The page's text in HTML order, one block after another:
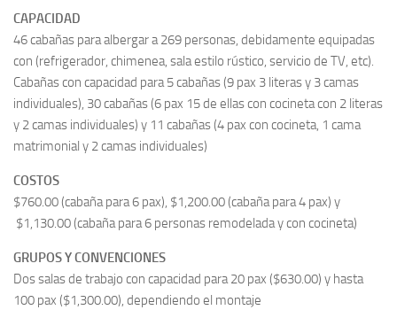
CAPACIDAD
46 cabañas para albergar a 269 personas, debidamente equipadas
con (refrigerador, chimenea, sala estilo rústico, servicio de TV, etc).
Cabañas con capacidad para 5 cabañas (9 pax 3 literas y 3 camas
individuales), 30 cabañas (6 pax 15 de ellas con cocineta con 2 literas
y 2 camas individuales) y 11 cabañas (4 pax con cocineta, 1 cama
matrimonial y 2 camas individuales)
COSTOS
$760.00 (cabaña para 6 pax), $1,200.00 (cabaña para 4 pax) y
$1,130.00 (cabaña para 6 personas remodelada y con cocineta)
GRUPOS Y CONVENCIONES
Dos salas de trabajo con capacidad para 20 pax ($630.00) y hasta
100 pax ($1,300.00), dependiendo el montaje